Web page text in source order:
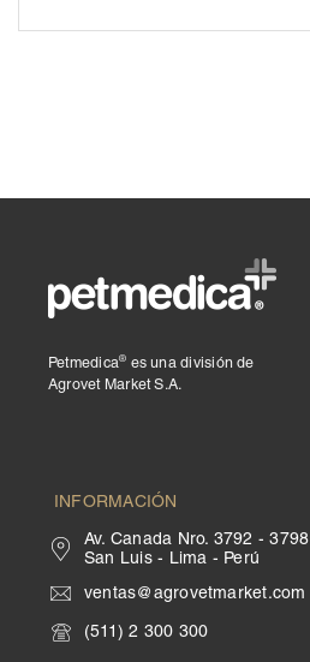
Petmedica® es una división de
Agrovet Market S.A.
INFORMACIÓN
Av. Canada Nro. 3792 - 3798
San Luis - Lima - Perú
ventas@agrovetmarket.com
(511) 2 300 300